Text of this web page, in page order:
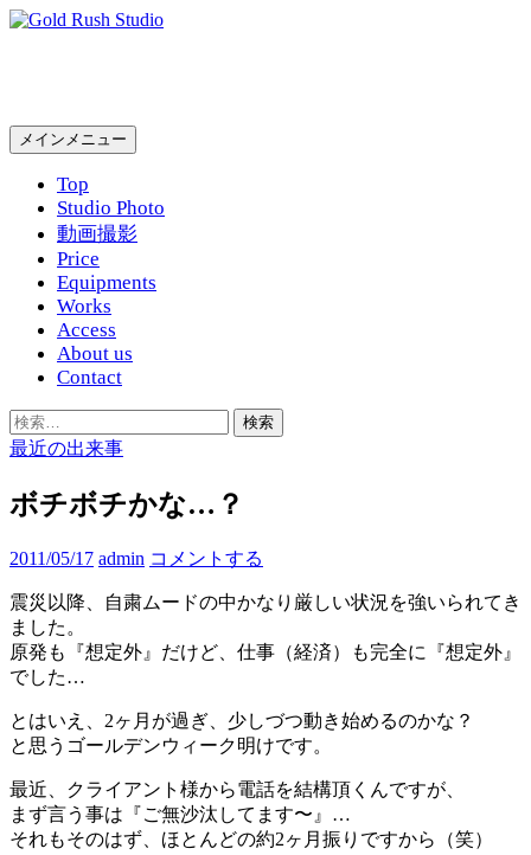
コ
へ
検
索
メインメニュー
Top
Studio Photo
動画撮影
Price
Equipments
Works
Access
About us
Contact
検
索:
最近の出来事
ボチボチかな…？
2011/05/17 admin コメントする
震災以降、自粛ムードの中かなり厳しい状況を強いられてき
ました。
原発も『想定外』だけど、仕事（経済）も完全に『想定外』
でした…
とはいえ、2ヶ月が過ぎ、少しづつ動き始めるのかな？
と思うゴールデンウィーク明けです。
最近、クライアント様から電話を結構頂くんですが、
まず言う事は『ご無沙汰してます〜』…
それもそのはず、ほとんどの約2ヶ月振りですから（笑）